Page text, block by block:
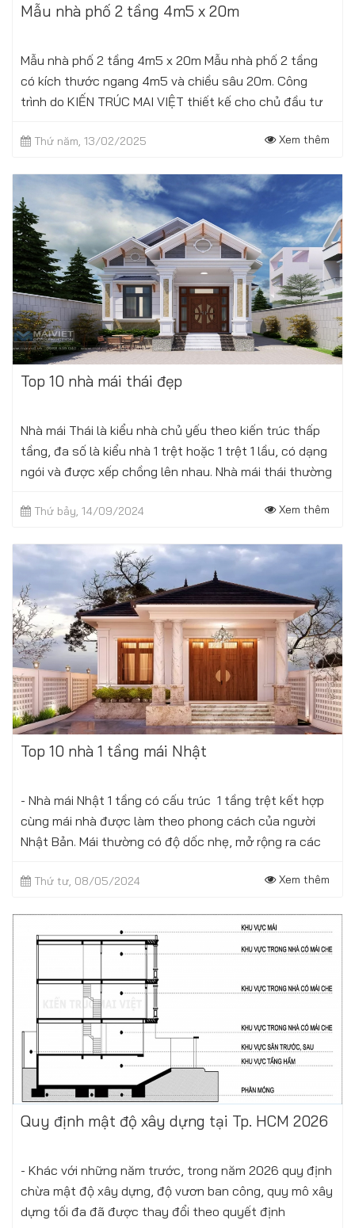
Mẫu nhà phố 2 tầng 4m5 x 20m
Mẫu nhà phố 2 tầng 4m5 x 20m Mẫu nhà phố 2 tầng
có kích thước ngang 4m5 và chiều sâu 20m. Công
trình do KIẾN TRÚC MAI VIỆT thiết kế cho chủ đầu tư
Thứ năm, 13/02/2025 Xem thêm
Top 10 nhà mái thái đẹp
Nhà mái Thái là kiểu nhà chủ yếu theo kiến trúc thấp
tầng, đa số là kiểu nhà 1 trệt hoặc 1 trệt 1 lầu, có dạng
ngói và được xếp chồng lên nhau. Nhà mái thái thường
Thứ bảy, 14/09/2024 Xem thêm
Top 10 nhà 1 tầng mái Nhật
- Nhà mái Nhật 1 tầng có cấu trúc 1 tầng trệt kết hợp
cùng mái nhà được làm theo phong cách của người
Nhật Bản. Mái thường có độ dốc nhẹ, mở rộng ra các
Thứ tư, 08/05/2024 Xem thêm
Quy định mật độ xây dựng tại Tp. HCM 2026
- Khác với những năm trước, trong năm 2026 quy định
chừa mật độ xây dựng, độ vươn ban công, quy mô xây
dựng tối đa đã được thay đổi theo quyết định